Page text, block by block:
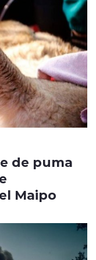
de puma
Maipo